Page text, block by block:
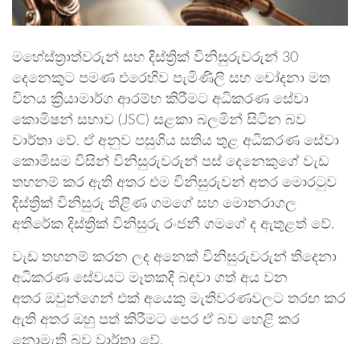
මහේස්ත්‍රාත්වරුන් සහ දිස්ත්‍රික් විනිසුරුවරුන් 30
දෙනෙකුට පමණ එරෙහිව පැමිණිලි සහ චෝදනා මත
විනය ක්‍රියාමාර්ග ආරම්භ කිරීමට අධිකරණ සේවා
කොමිෂන් සභාව (JSC) සළකා බලමින් සිටින බව
වාර්තා වේ. ඒ අනුව පසුගිය සතිය තුළ අධිකරණ සේවා
කොමිසම විසින් විනිසුරුවරුන් පස් දෙනෙකුගේ වැඩ
තහනම් කර ඇති අතර එම විනිසුරුවන් අතර මොරටුව
දිස්ත්‍රික් විනිසුරු තිළිණ ගමගේ සහ මොනරාගල
අතිරේක දිස්ත්‍රික් විනිසුරු රංජනී ගමගේ ද ඇතුළත් වේ.
වැඩ තහනම් කරන ලද අනෙක් විනිසුරුවරුන් තිදෙනා
අධිකරණ සේවයට මෑතකදී බඳවා ගත් අය වන
අතර ඔවුන්ගෙන් එක් අයෙකු මැතිවරණවලට තරඟ කර
ඇති අතර ඔහු පත් කිරීමට පෙර ඒ බව හෙළි කර
නොමැති බව වාර්තා වේ.